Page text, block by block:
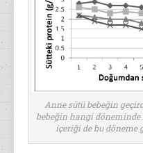
Anne sütü bebeğin
bebeğin hangi
içeriği de bu döneme